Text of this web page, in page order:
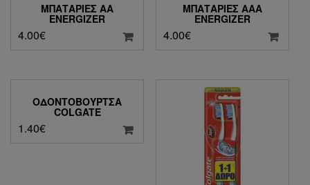
ΜΠΑΤΑΡΊΕΣ ΑΑ
ENERGIZER
4.00€
ΜΠΑΤΑΡΊΕΣ ΑΑΑ
ENERGIZER
4.00€
ΟΔΟΝΤΌΒΟΥΡΤΣΑ
COLGATE
1.40€